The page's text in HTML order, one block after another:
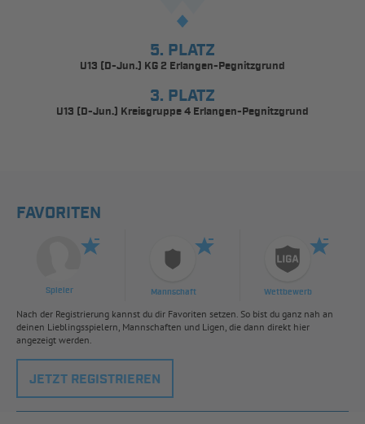
5. PLATZ
U13 (D-Jun.) KG 2 Erlangen-Pegnitzgrund
3. PLATZ
U13 (D-Jun.) Kreisgruppe 4 Erlangen-Pegnitzgrund
FAVORITEN
Spieler Mannschaft Wettbewerb
Nach der Registrierung kannst du dir Favoriten setzen. So bist du ganz nah an
deinen Lieblingsspielern, Mannschaften und Ligen, die dann direkt hier
angezeigt werden.
JETZT REGISTRIEREN